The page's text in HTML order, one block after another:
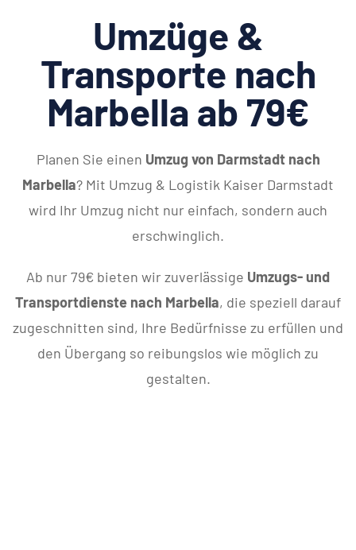
Umzüge &
Transporte nach
Marbella ab 79€
Planen Sie einen Umzug von Darmstadt nach
Marbella? Mit Umzug & Logistik Kaiser Darmstadt
wird Ihr Umzug nicht nur einfach, sondern auch
erschwinglich.
Ab nur 79€ bieten wir zuverlässige Umzugs- und
Transportdienste nach Marbella, die speziell darauf
zugeschnitten sind, Ihre Bedürfnisse zu erfüllen und
den Übergang so reibungslos wie möglich zu
gestalten.